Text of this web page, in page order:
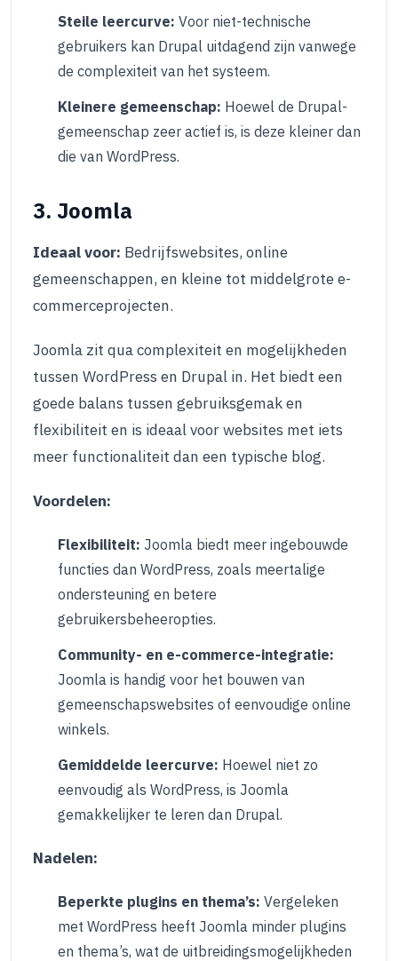
Steile leercurve: Voor niet-technische
gebruikers kan Drupal uitdagend zijn vanwege
de complexiteit van het systeem.
Kleinere gemeenschap: Hoewel de Drupal-
gemeenschap zeer actief is, is deze kleiner dan
die van WordPress.
3. Joomla
Ideaal voor: Bedrijfswebsites, online
gemeenschappen, en kleine tot middelgrote e-
commerceprojecten.
Joomla zit qua complexiteit en mogelijkheden
tussen WordPress en Drupal in. Het biedt een
goede balans tussen gebruiksgemak en
flexibiliteit en is ideaal voor websites met iets
meer functionaliteit dan een typische blog.
Voordelen:
Flexibiliteit: Joomla biedt meer ingebouwde
functies dan WordPress, zoals meertalige
ondersteuning en betere
gebruikersbeheeropties.
Community- en e-commerce-integratie:
Joomla is handig voor het bouwen van
gemeenschapswebsites of eenvoudige online
winkels.
Gemiddelde leercurve: Hoewel niet zo
eenvoudig als WordPress, is Joomla
gemakkelijker te leren dan Drupal.
Nadelen:
Beperkte plugins en thema’s: Vergeleken
met WordPress heeft Joomla minder plugins
en thema’s, wat de uitbreidingsmogelijkheden